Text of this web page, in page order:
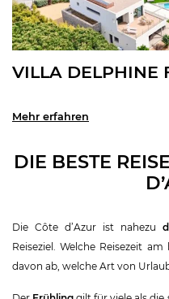
VILLA DELPHINE
Mehr erfahren
DIE BESTE
Die Côte d’Azur ist nahezu
Reiseziel. Welche Reisezeit
davon ab, welche Art von